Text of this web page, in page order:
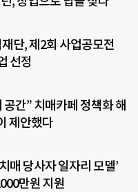
단, 제2회 사업공모전
선정
공간” 치매카페 정책화 해
제안했다
매 당사자 일자리 모델’
만원 지원